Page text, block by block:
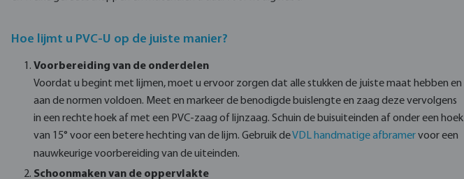
Hoe lijmt u PVC-U op de juiste manier?
Voorbereiding van de onderdelen
Voordat u begint met lijmen, moet u ervoor zorgen dat alle stukken de juiste maat hebben en
aan de normen voldoen. Meet en markeer de benodigde buislengte en zaag deze vervolgens
in een rechte hoek af met een PVC-zaag of lijnzaag. Schuin de buisuiteinden af onder een hoek
van 15° voor een betere hechting van de lijm. Gebruik deVDL handmatige afbramervoor een
nauwkeurige voorbereiding van de uiteinden.
Schoonmaken van de oppervlakte